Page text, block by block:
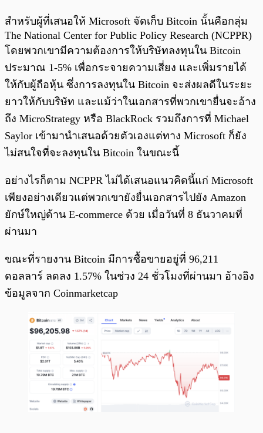
สำหรับผู้ที่เสนอให้ Microsoft จัดเก็บ Bitcoin นั้นคือกลุ่ม
The National Center for Public Policy Research (NCPPR)
โดยพวกเขามีความต้องการให้บริษัทลงทุนใน Bitcoin
ประมาณ 1-5% เพื่อกระจายความเสี่ยง และเพิ่มรายได้
ให้กับผู้ถือหุ้น ซึ่งการลงทุนใน Bitcoin จะส่งผลดีในระยะ
ยาวให้กับบริษัท และแม้ว่าในเอกสารที่พวกเขายื่นจะอ้าง
ถึง MicroStrategy หรือ BlackRock รวมถึงการที่ Michael
Saylor เข้ามานำเสนอด้วยตัวเองแต่ทาง Microsoft ก็ยัง
ไม่สนใจที่จะลงทุนใน Bitcoin ในขณะนี้
อย่างไรก็ตาม NCPPR ไม่ได้เสนอแนวคิดนี้แก่ Microsoft
เพียงอย่างเดียวแต่พวกเขายังยื่นเอกสารไปยัง Amazon
ยักษ์ใหญ่ด้าน E-commerce ด้วย เมื่อวันที่ 8 ธันวาคมที่
ผ่านมา
ขณะที่รายงาน Bitcoin มีการซื้อขายอยู่ที่ 96,211
ดอลลาร์ ลดลง 1.57% ในช่วง 24 ชั่วโมงที่ผ่านมา อ้างอิง
ข้อมูลจาก Coinmarketcap